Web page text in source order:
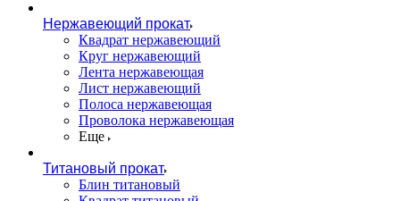
Нержавеющий прокат
Квадрат нержавеющий
Круг нержавеющий
Лента нержавеющая
Лист нержавеющий
Полоса нержавеющая
Проволока нержавеющая
Еще
Титановый прокат
Блин титановый